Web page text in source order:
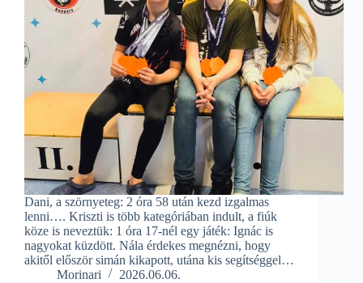
Dani, a szörnyeteg: 2 óra 58 után kezd izgalmas
lenni…. Kriszti is több kategóriában indult, a fiúk
köze is neveztük: 1 óra 17-nél egy játék: Ignác is
nagyokat küzdött. Nála érdekes megnézni, hogy
akitől először simán kikapott, utána kis segítséggel…
Morinari
2026.06.06.